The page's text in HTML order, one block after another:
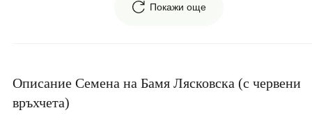
Покажи още
Описание Семена на Бамя Лясковска (с червени
връхчета)